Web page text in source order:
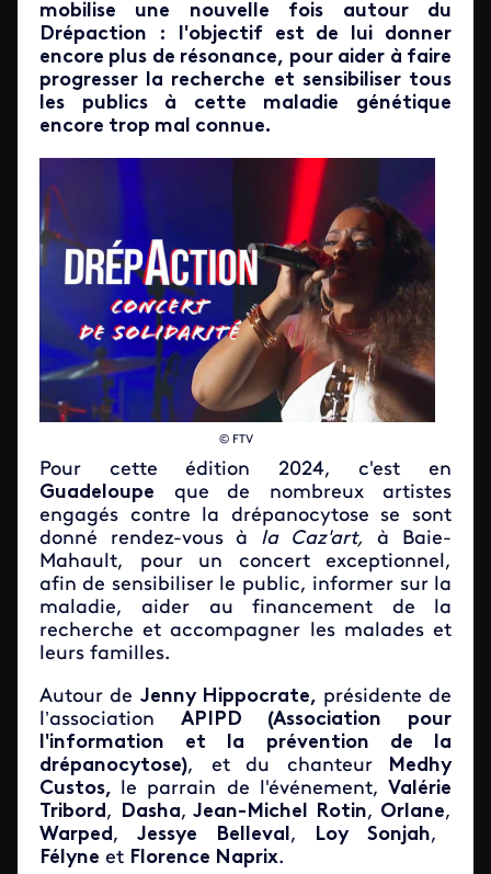
mobilise une nouvelle fois autour du
Drépaction : l'objectif est de lui donner
encore plus de résonance, pour aider à faire
progresser la recherche et sensibiliser tous
les publics à cette maladie génétique
encore trop mal connue.
​© FTV ​
Pour cette édition 2024, c'est en
Guadeloupe que
de nombreux artistes
engagés contre la drépanocytose se sont
donné rendez-vous à la Caz'art, à Baie-
Mahault, pour un concert exceptionnel,
afin de sensibiliser le public, informer sur la
maladie, aider au financement de la
recherche et accompagner les malades et
leurs familles.
Autour de Jenny Hippocrate, présidente de
l’association APIPD (Association pour
l'information et la prévention de la
drépanocytose), et du chanteurMedhy
Custos, le parrain de l'événement, Valérie
Tribord, Dasha, Jean-Michel Rotin, Orlane,
Warped, Jessye Belleval, Loy Sonjah,
Félyne et Florence Naprix.